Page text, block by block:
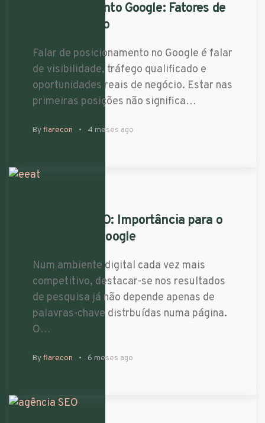
Posicionamento Google: Fatores de
Rankeamento
Falar de posicionamento no Google é falar
de visibilidade, tráfego qualificado e
oportunidades reais de negócio. Estar nas
primeiras posições não significa…
Byflarecon 4 meses ago
EEAT em SEO: Importância para o
Ranking no Google
Num ambiente digital cada vez mais
competitivo, destacar-se nos resultados
de pesquisa já não depende apenas de
palavras-chave distrbuídas numa página.
O…
Byflarecon 6 meses ago